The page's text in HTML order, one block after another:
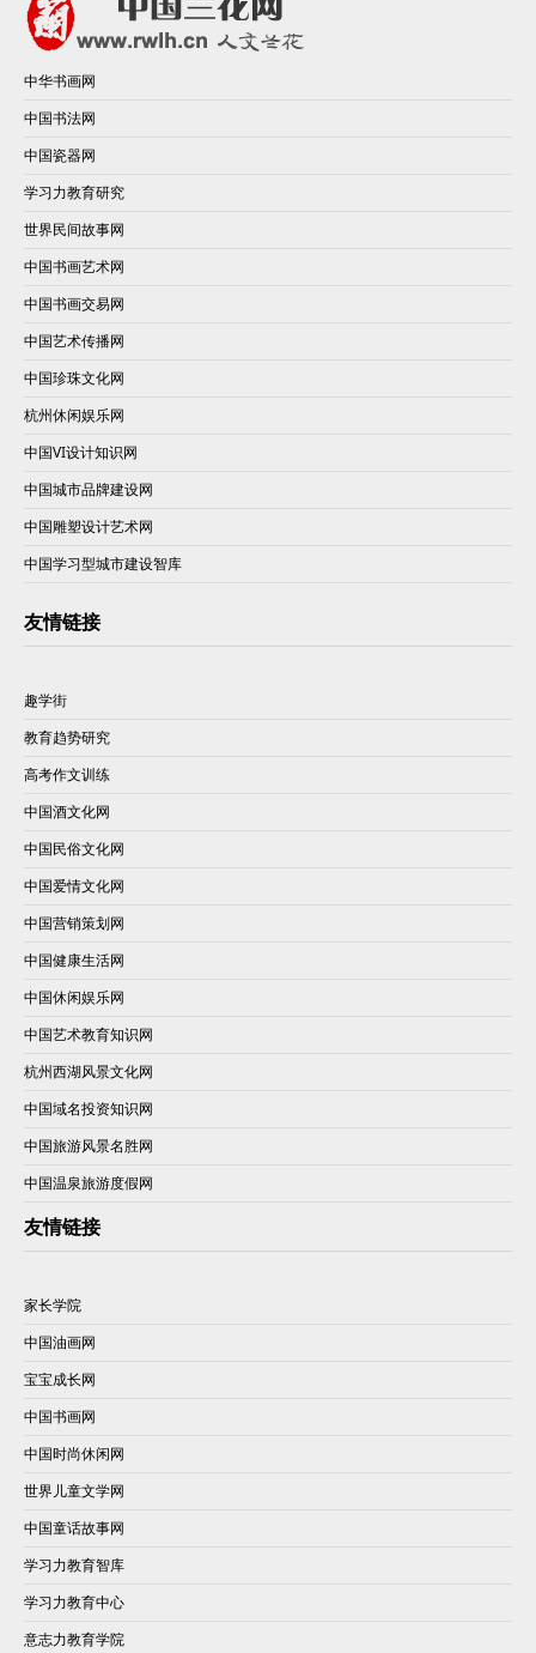
中华书画网
中国书法网
中国瓷器网
学习力教育研究
世界民间故事网
中国书画艺术网
中国书画交易网
中国艺术传播网
中国珍珠文化网
杭州休闲娱乐网
中国VI设计知识网
中国城市品牌建设网
中国雕塑设计艺术网
中国学习型城市建设智库
友情链接
趣学街
教育趋势研究
高考作文训练
中国酒文化网
中国民俗文化网
中国爱情文化网
中国营销策划网
中国健康生活网
中国休闲娱乐网
中国艺术教育知识网
杭州西湖风景文化网
中国域名投资知识网
中国旅游风景名胜网
中国温泉旅游度假网
友情链接
家长学院
中国油画网
宝宝成长网
中国书画网
中国时尚休闲网
世界儿童文学网
中国童话故事网
学习力教育智库
学习力教育中心
意志力教育学院